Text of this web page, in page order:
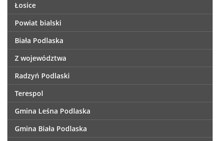
Łosice
Powiat bialski
Biała Podlaska
Z województwa
Radzyń Podlaski
Terespol
Gmina Leśna Podlaska
Gmina Biała Podlaska